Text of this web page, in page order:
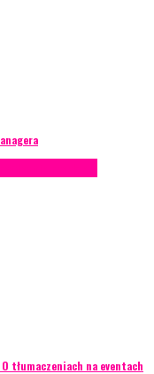
tłumaczeniach na eventach